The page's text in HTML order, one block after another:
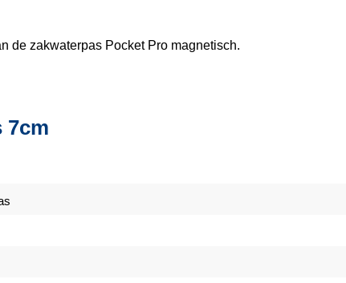
de zakwaterpas Pocket Pro magnetisch.
7cm